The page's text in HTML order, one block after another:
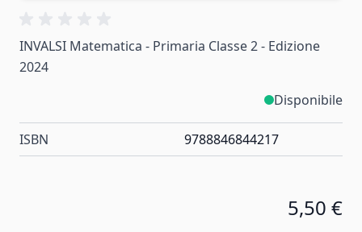
INVALSI Matematica - Primaria Classe 2 - Edizione
2024
Disponibile
ISBN 9788846844217
5,50 €